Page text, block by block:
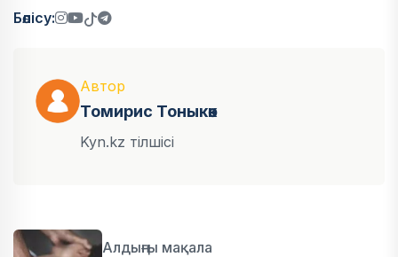
Бөлісу:
Автор
Томирис Тоныкөк
Kyn.kz тілшісі
Алдыңғы мақала